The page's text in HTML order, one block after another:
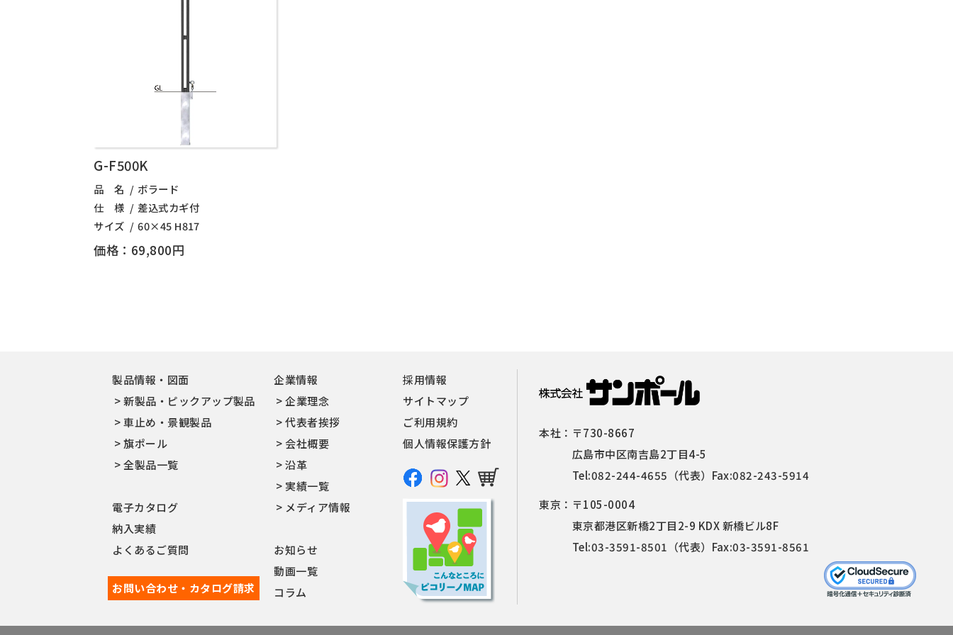
G-F500K
品 名
ボラード
仕 様
差込式カギ付
サイズ
60×45 H817
価格：69,800円
製品情報・図面
新製品・ピックアップ製品
車止め・景観製品
旗ポール
全製品一覧
電子カタログ
納入実績
よくあるご質問
お問い合わせ・カタログ請求
企業情報
企業理念
代表者挨拶
会社概要
沿革
実績一覧
メディア情報
お知らせ
動画一覧
コラム
採用情報
サイトマップ
ご利用規約
個人情報保護方針
本社： 〒730-8667
広島市中区南吉島2丁目4-5
Tel:082-244-4655 （代表）Fax:082-243-5914
東京： 〒105-0004
東京都港区新橋2丁目2-9 KDX 新橋ビル8F
Tel:03-3591-8501 （代表）Fax:03-3591-8561